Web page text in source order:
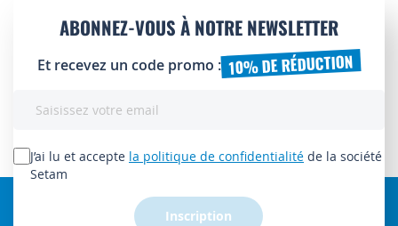
ABONNEZ-VOUS À NOTRE NEWSLETTER
Et recevez un code promo : 10% DE RÉDUCTION
lettre
d’information
J’ai lu et accepte la politique de confidentialité de la société
Setam
Inscription